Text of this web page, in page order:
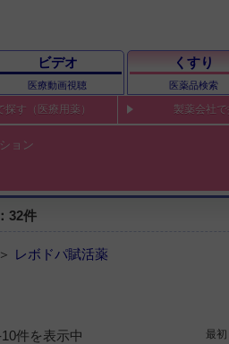
ビデオ
医療動画視聴
くすり
医薬品検索
探す（医療用薬） 製薬会社で
ョン
32件
＞ レボドパ賦活薬
10件を表示中 最初